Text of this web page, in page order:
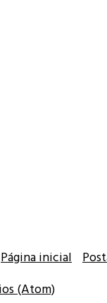
Página inicial
(Atom)